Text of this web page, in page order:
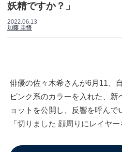
妖精ですか？」
2022.06.13
加藤 圭悟
俳優の佐々木希さんが6月11、
ピンク系のカラーを入れた、新
ョットを公開し、反響を呼んで
「切りました 顔周りにレイヤー